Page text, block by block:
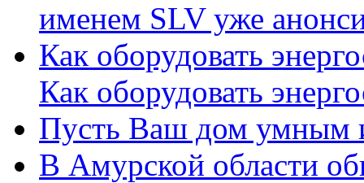
именем SLV уже
Как оборудовать
Как оборудовать
Пусть Ваш дом умным
В Амурской области